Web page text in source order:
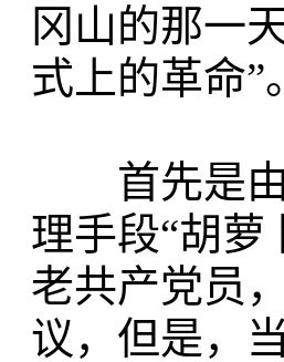
冈山的那一
式上的革命”。
首先是由
理手段“胡萝
老共产党员
议，但是，